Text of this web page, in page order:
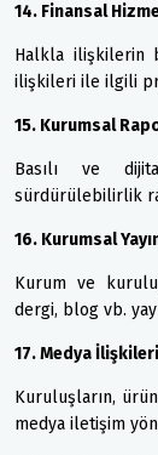
14. Finansal
Halkla ilişkilerin
ilişkileri ile ilgili
15. Kurumsal
Basılı ve
sürdürülebilirlik
16. Kurumsal
Kurum ve
dergi, blog vb.
17. Medya İlişkileri
Kuruluşların,
medya iletişim